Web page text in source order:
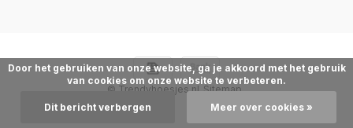
© Trendyhoesjes.nl Sitemap
Door het gebruiken van onze website, ga je akkoord met het gebruik
van cookies om onze website te verbeteren.
Dit bericht verbergen Meer over cookies »